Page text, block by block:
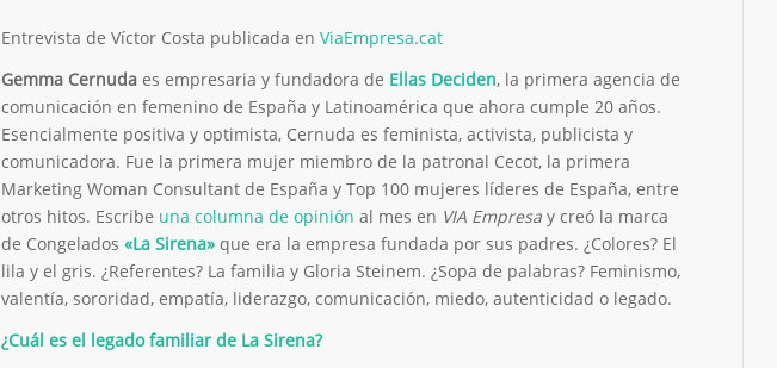
Entrevista de Víctor Costa publicada en ViaEmpresa.cat
Gemma Cernuda es empresaria y fundadora de Ellas Deciden, la primera agencia de
comunicación en femenino de España y Latinoamérica que ahora cumple 20 años.
Esencialmente positiva y optimista, Cernuda es feminista, activista, publicista y
comunicadora. Fue la primera mujer miembro de la patronal Cecot, la primera
Marketing Woman Consultant de España y Top 100 mujeres líderes de España, entre
otros hitos. Escribe una columna de opinión al mes en VIA Empresa y creó la marca
de Congelados «La Sirena» que era la empresa fundada por sus padres. ¿Colores? El
lila y el gris. ¿Referentes? La familia y Gloria Steinem. ¿Sopa de palabras? Feminismo,
valentía, sororidad, empatía, liderazgo, comunicación, miedo, autenticidad o legado.
¿Cuál es el legado familiar de La Sirena?